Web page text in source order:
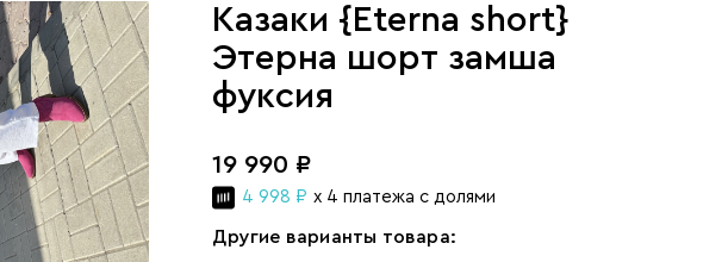
Казаки {Eterna short}
Этерна шорт замша
фуксия
19 990 ₽
4 998 ₽ x 4 платежа с долями
Другие варианты товара: